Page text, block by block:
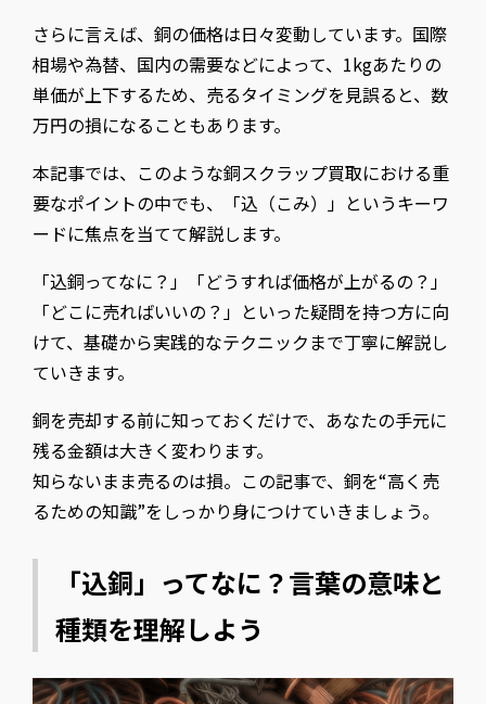
さらに言えば、銅の価格は日々変動しています。国際
相場や為替、国内の需要などによって、1kgあたりの
単価が上下するため、売るタイミングを見誤ると、数
万円の損になることもあります。
本記事では、このような銅スクラップ買取における重
要なポイントの中でも、「込（こみ）」というキーワ
ードに焦点を当てて解説します。
「込銅ってなに？」「どうすれば価格が上がるの？」
「どこに売ればいいの？」といった疑問を持つ方に向
けて、基礎から実践的なテクニックまで丁寧に解説し
ていきます。
銅を売却する前に知っておくだけで、あなたの手元に
残る金額は大きく変わります。
知らないまま売るのは損。この記事で、銅を“高く売
るための知識”をしっかり身につけていきましょう。
「込銅」ってなに？言葉の意味と
種類を理解しよう